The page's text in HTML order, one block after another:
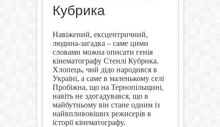
Кубрика
Навіжений, ексцентричний,
людина-загадка – саме цими
словами можна описати генія
кінематографу Стенлі Кубрика.
Хлопець, чий дідо народився в
Україні, а саме в маленькому селі
Пробіжна, що на Тернопільщині,
навіть не здогадувався, що в
майбутньому він стане одним із
найвпливовіших режисерів в
історії кінематографу.